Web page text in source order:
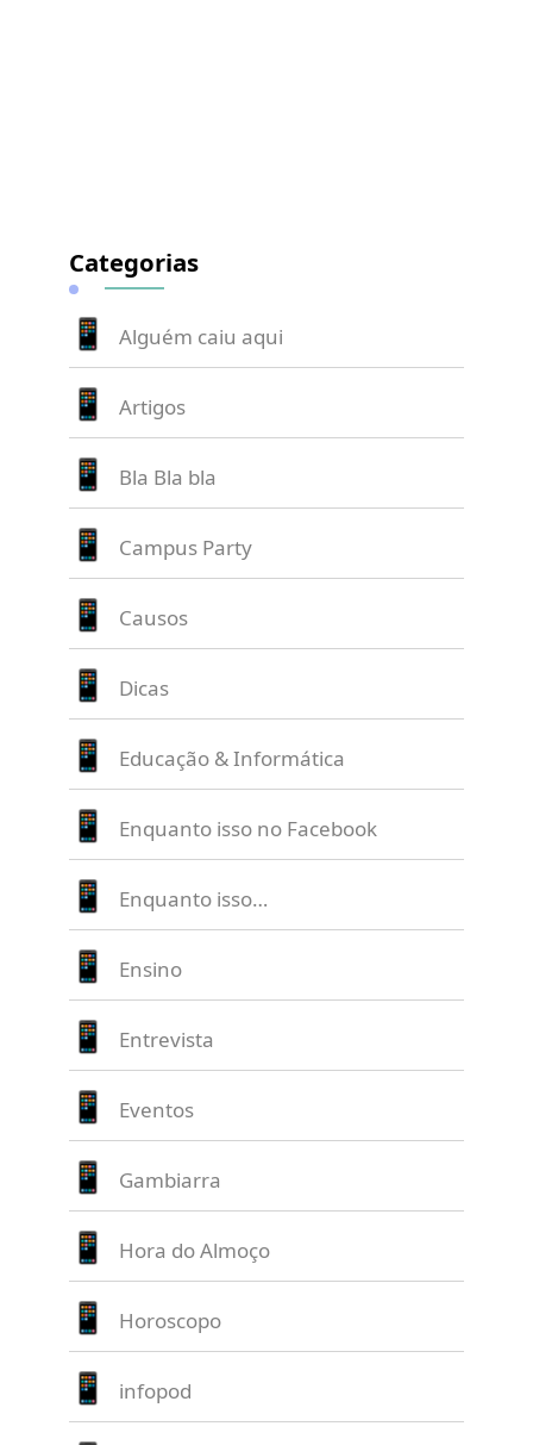
Categorias
Alguém caiu aqui
Artigos
Bla Bla bla
Campus Party
Causos
Dicas
Educação & Informática
Enquanto isso no Facebook
Enquanto isso…
Ensino
Entrevista
Eventos
Gambiarra
Hora do Almoço
Horoscopo
infopod